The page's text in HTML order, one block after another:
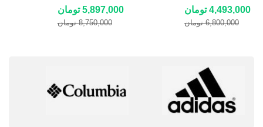
حالت ویبره
4,493,000 تومان
6,800,000 تومان
دست شارژی YT-2502
5,897,000 تومان
8,750,000 تومان